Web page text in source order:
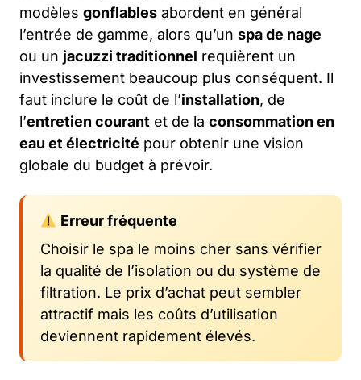
modèles gonflables abordent en général
l’entrée de gamme, alors qu’un spa de nage
ou un jacuzzi traditionnel requièrent un
investissement beaucoup plus conséquent. Il
faut inclure le coût de l’installation, de
l’entretien courant et de la consommation en
eau et électricité pour obtenir une vision
globale du budget à prévoir.
Erreur fréquente
Choisir le spa le moins cher sans vérifier
la qualité de l’isolation ou du système de
filtration. Le prix d’achat peut sembler
attractif mais les coûts d’utilisation
deviennent rapidement élevés.